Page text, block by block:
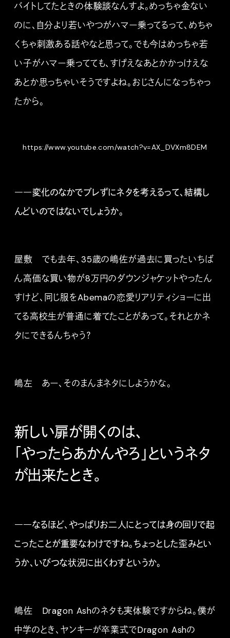
バイトしてたときの体験談なんすよ。めっちゃ金ない
のに、自分より若いやつがハマー乗ってるって、めちゃ
くちゃ刺激ある話やなと思って。でも今はめっちゃ若
い子がハマー乗ってても、すげえなあとかかっけえな
あとか思っちゃいそうですよね。おじさんになっちゃっ
たから。
https://www.youtube.com/watch?v=AX_DVXm8DEM
――変化のなかでブレずにネタを考えるって、結構し
んどいのではないでしょうか。
屋敷 でも去年、35歳の嶋佐が過去に買ったいちば
ん高価な買い物が8万円のダウンジャケットやったん
すけど、同じ服をAbemaの恋愛リアリティショーに出
てる高校生が普通に着てたことがあって。それとかネ
タにできるんちゃう？
嶋左 あー、そのまんまネタにしようかな。
新しい扉が開くのは、
「やったらあかんやろ」というネタ
が出来たとき。
――なるほど、やっぱりお二人にとっては身の回りで起
こったことが重要なわけですね。ちょっとした歪みとい
うか、いびつな状況に出くわすというか。
嶋佐 Dragon Ashのネタも実体験ですからね。僕が
中学のとき、ヤンキーが卒業式でDragon Ashの